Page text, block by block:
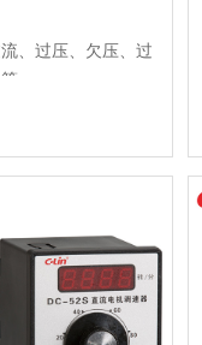
、过压、欠压、过
过1000 米需降额
无腐蚀性气体、液